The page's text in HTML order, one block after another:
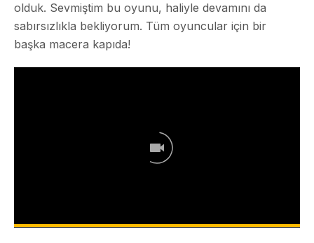
olduk. Sevmiştim bu oyunu, haliyle devamını da
sabırsızlıkla bekliyorum. Tüm oyuncular için bir
başka macera kapıda!